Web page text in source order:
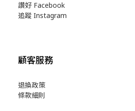
讚好 Facebook
追蹤 Instagram
顧客服務
退換政策
條款細則